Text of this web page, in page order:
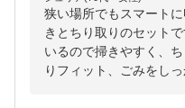
狭い場所でもスマート
きとちり取りのセット
いるので掃きやすく、
りフィット、ごみをし